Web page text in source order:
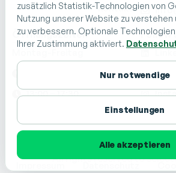
Kontakt
Öffnungszeiten
13:00 – 17:30
Follow
All rights reserved to
Zertifiziertes Mitglied von
zusätzlich Statistik-Technologien von
Nutzung unserer Website zu
zu verbessern. Optionale
Ihrer Zustimmung aktiviert.
Nur notwendige
Einstellungen
Alle akzeptieren